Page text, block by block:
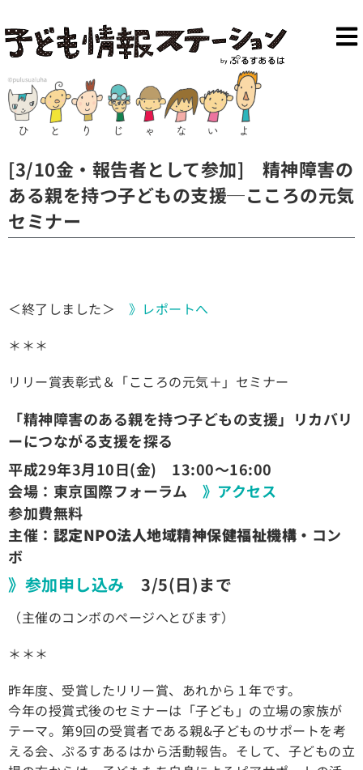
[3/10金・報告者として参加] 精神障害の
ある親を持つ子どもの支援─こころの元気
セミナー
＜終了しました＞ 》レポートへ
＊＊＊
リリー賞表彰式＆「こころの元気＋」セミナー
「精神障害のある親を持つ子どもの支援」リカバリ
ーにつながる支援を探る
平成29年3月10日(金) 13:00〜16:00
会場：東京国際フォーラム 》アクセス
参加費無料
主催： 認定NPO法人地域精神保健福祉機構・ コン
ボ
》参加申し込み 3/5(日)まで
（主催のコンボのページへとびます）
＊＊＊
昨年度、受賞したリリー賞、あれから１年です。
今年の授賞式後のセミナーは「子ども」の立場の家族が
テーマ。第9回の受賞者である親&子どものサポートを考
える会、ぷるすあるはから活動報告。そして、子どもの立